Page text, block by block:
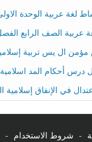
لغة عربية الوحدة
الصف الرابع الفصل الأول
ال يس تربية
درس أحكام المد
في الإنفاق إسلامية
- شروط الاستخدام -